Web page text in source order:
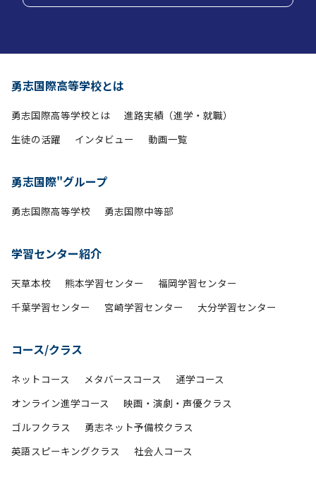
勇志国際高等学校とは
勇志国際高等学校とは
進路実績（進学・就職）
生徒の活躍
インタビュー 動画一覧
勇志国際"グループ
勇志国際高等学校 勇志国際中等部
学習センター紹介
天草本校 熊本学習センター
福岡学習センター
千葉学習センター
宮崎学習センター 大分学習センター
コース/クラス
ネットコース メタバースコース
通学コース
オンライン進学コース
映画・演劇・声優クラス
ゴルフクラス
勇志ネット予備校クラス
英語スピーキングクラス
社会人コース